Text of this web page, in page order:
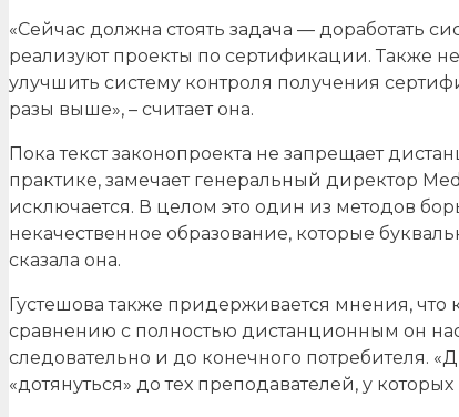
«Сейчас должна стоять задача — доработать
реализуют проекты по сертификации. Также
улучшить систему контроля получения
разы выше», – считает она.
Пока текст законопроекта не запрещает
практике, замечает генеральный директор
исключается. В целом это один из методов
некачественное образование, которые
сказала она.
Густешова также придерживается мнения,
сравнению с полностью дистанционным он
следовательно и до конечного потребителя.
«дотянуться» до тех преподавателей, у